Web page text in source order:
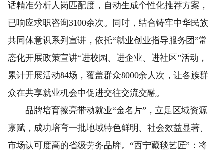
话精准分析人岗匹配度，自动生成个性化推荐方案，
已响应求职咨询3100余次。同时，结合铸牢中华民族
共同体意识系列宣讲，依托“就业创业指导服务团”常
态化开展政策宣讲“进校园、进企业、进社区”活动，
累计开展活动84场，覆盖群众8000余人次，让各族群
众在共享就业机会中促进交往交流交融。
品牌培育擦亮带动就业“金名片”，立足区域资源
禀赋，成功培育一批地域特色鲜明、社会效益显著、
市场认可度高的省级劳务品牌。“西宁藏毯艺匠”：将